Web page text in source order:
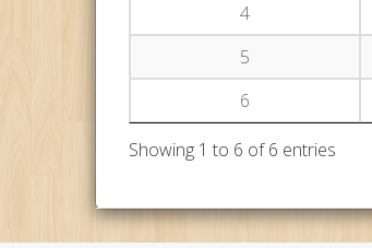
4
5
6
Showing 1 to 6 of 6 entries